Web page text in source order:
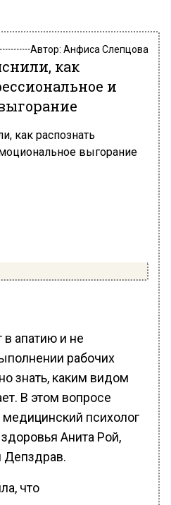
Автор: Анфиса Слепцова
как
и
апатию и не
рабочих
знать, каким видом
В этом вопросе
психолог
Анита Рой,
Депздрав.
что